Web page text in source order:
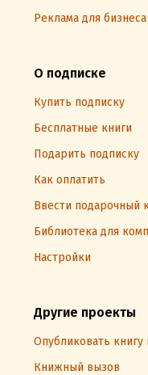
Реклама для бизнеса
О подписке
Купить подписку
Бесплатные книги
Подарить подписку
Как оплатить
Ввести подарочный
Библиотека для
Настройки
Другие проекты
Опубликовать
Книжный вызов